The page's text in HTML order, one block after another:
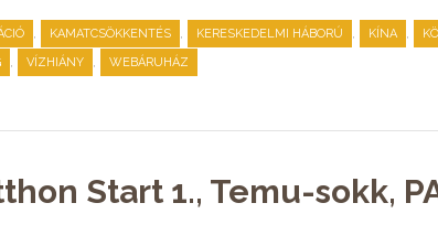
, KAMATCSÖKKENTÉS , KERESKEDELMI HÁBORÚ , KÍNA ,
, VÍZHIÁNY , WEBÁRUHÁZ
Start 1., Temu-sokk,